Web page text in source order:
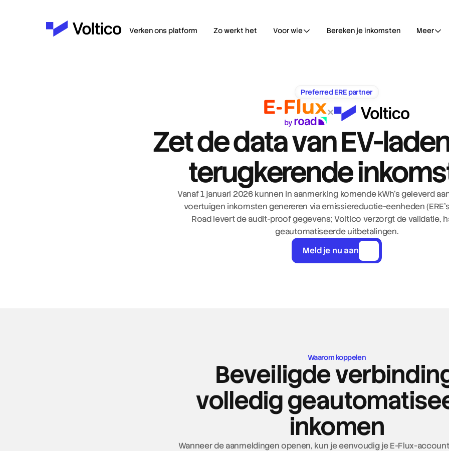
Preferred ERE partner
×
Zet de data van EV-
terugkerende
Vanaf 1 januari 2026 kunnen in aanmerking komende kWh's geleverd
voertuigen inkomsten genereren via emissiereductie-eenheden
Road levert de audit-proof gegevens; Voltico verzorgt de validatie,
geautomatiseerde uitbetalingen.
Meld je nu aan
Waarom koppelen
Beveiligde
volledig
inkomen
Wanneer de aanmeldingen openen, kun je eenvoudig je E-Flux-
Verken ons platform Zo werkt het Voor wie Bereken je inkomsten Meer